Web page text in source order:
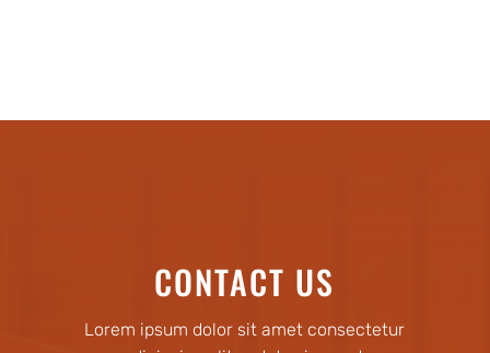
CONTACT US
Lorem ipsum dolor sit amet consectetur